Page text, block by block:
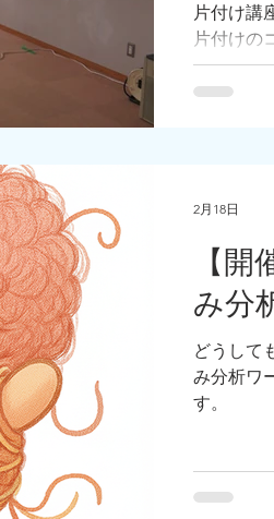
片付け講
片付けの
える方に
たり、ふ
【
み分
どうして
み分析ワ
す。
2月18日